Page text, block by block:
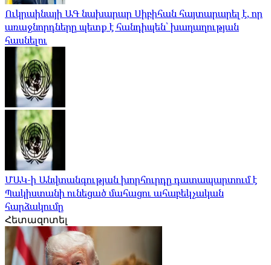
Ուկրաինայի ԱԳ նախարար Սիբիհան հայտարարել է, որ
առաջնորդները պետք է հանդիպեն՝ խաղաղության
հասնելու
ՄԱԿ-ի Անվտանգության խորհուրդը դատապարտում է
Պակիստանի ունեցած մահացու ահաբեկչական
հարձակումը
Հետազոտել